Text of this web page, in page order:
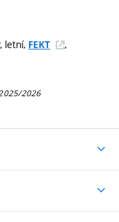
letní, FEKT ,
2026